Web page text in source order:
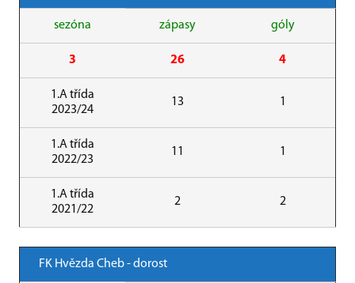
sezóna zápasy góly
3 26 4
1.A třída
2023/24
13 1
1.A třída
2022/23
11 1
1.A třída
2021/22
2 2
FK Hvězda Cheb - dorost